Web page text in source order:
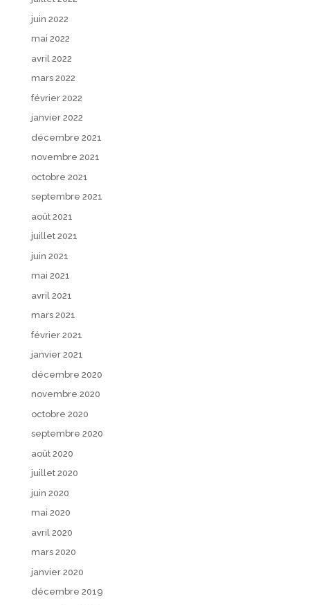
juin 2022
mai 2022
avril 2022
mars 2022
février 2022
janvier 2022
décembre 2021
novembre 2021
octobre 2021
septembre 2021
août 2021
juillet 2021
juin 2021
mai 2021
avril 2021
mars 2021
février 2021
janvier 2021
décembre 2020
novembre 2020
octobre 2020
septembre 2020
août 2020
juillet 2020
juin 2020
mai 2020
avril 2020
mars 2020
janvier 2020
décembre 2019